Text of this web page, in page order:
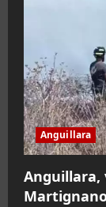
Anguillara
Anguillara,